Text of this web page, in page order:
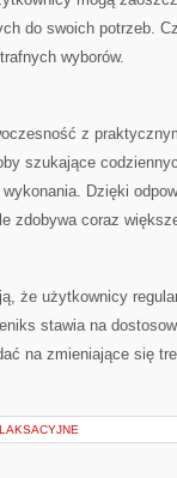
do swoich potrzeb.
wyborów.
z
szukające
Dzięki
zdobywa coraz
że użytkownicy
stawia na
na zmieniające się